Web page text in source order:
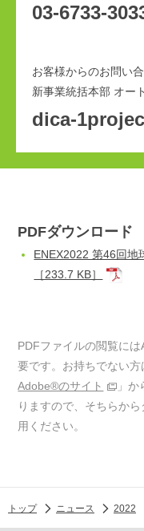
03-6733-
お客様からのお問い
新事業統括本部 オー
dica-
PDFダウンロード
ENEX2022 第46回地
［233.7 KB］
PDFファイルの閲覧に
要です。お持ちでない方
Adobe®のサイト
」
りますので、そちらか
用ください。
トップ ニュース 2022